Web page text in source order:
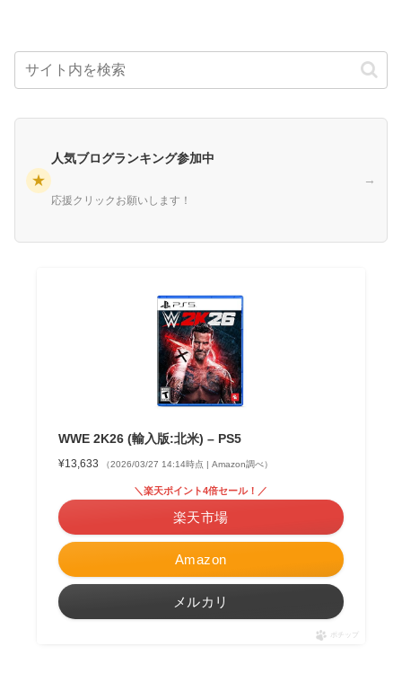
★
人気ブログランキング参加中
応援クリックお願いします！
→
WWE 2K26 (輸入版:北米) – PS5
¥13,633 （2026/03/27 14:14時点 | Amazon調べ）
Amazon
＼楽天ポイント4倍セール！／
楽天市場
メルカリ
ポチップ